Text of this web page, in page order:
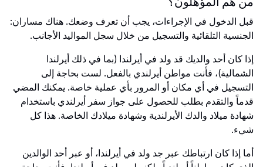
قبل الدخول في الإجراءات، يجب أن تعرف وضعك. هناك مساران:
الجنسية التلقائية والتسجيل من خلال سجل المواليد الأجانب.
إذا كان أحد والديك قد ولد في أيرلندا (بما في ذلك أيرلندا
الشمالية)، فأنت مواطن أيرلندي بالفعل. لست بحاجة إلى
التسجيل في أي مكان أو المرور بأي عملية خاصة. يمكنك المضي
قدماً والتقدم بطلب للحصول على جواز سفر أيرلندي باستخدام
شهادة ميلاد والدك الأيرلندية وشهادة ميلادك الخاصة. هذا كل
شيء.
أما إذا كان ارتباطك عبر جد ولد في أيرلندا، أو عبر أحد الوالدين